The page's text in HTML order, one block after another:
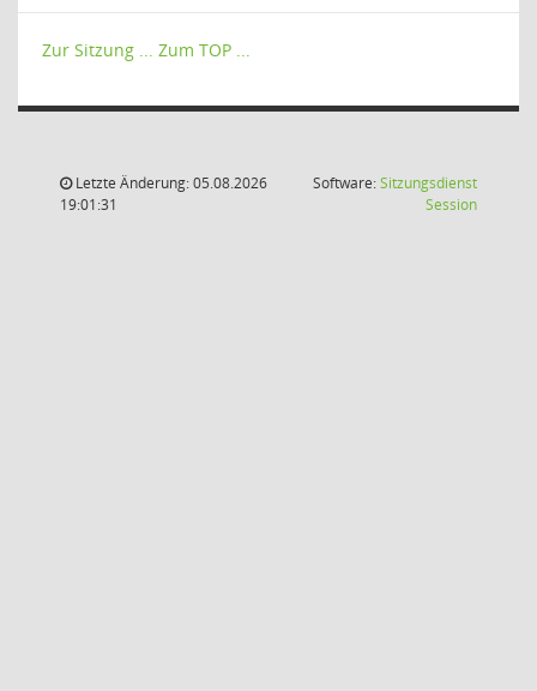
Zur Sitzung ... Zum TOP ...
Letzte Änderung: 05.08.2026
19:01:31
Software:Sitzungsdienst
Session(Wird in